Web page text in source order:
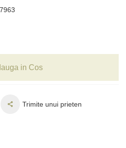
in Cos
Trimite unui prieten